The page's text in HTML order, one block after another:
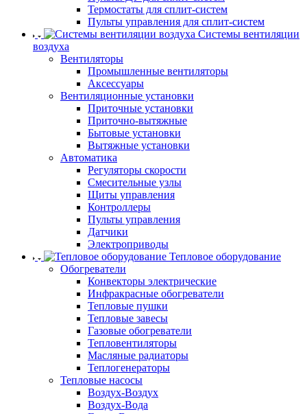
Термостаты для сплит-систем
Пульты управления для сплит-систем
Системы вентиляции
воздуха
Вентиляторы
Промышленные вентиляторы
Аксессуары
Вентиляционные установки
Приточные установки
Приточно-вытяжные
Бытовые установки
Вытяжные установки
Автоматика
Регуляторы скорости
Смесительные узлы
Щиты управления
Контроллеры
Пульты управления
Датчики
Электроприводы
Тепловое оборудование
Обогреватели
Конвекторы электрические
Инфракрасные обогреватели
Тепловые пушки
Тепловые завесы
Газовые обогреватели
Тепловентиляторы
Масляные радиаторы
Теплогенераторы
Тепловые насосы
Воздух-Воздух
Воздух-Вода